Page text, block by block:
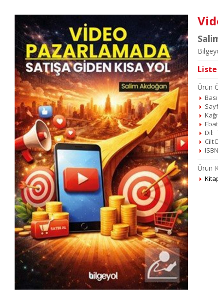
Ürün
Dil:
Cilt
Ürün